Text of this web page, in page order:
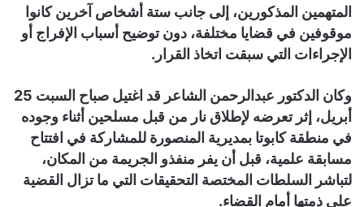
المتهمين المذكورين، إلى جانب ستة أشخاص آخرين كانوا
موقوفين في قضايا مختلفة، دون توضيح أسباب الإفراج أو
الإجراءات التي سبقت اتخاذ القرار.
وكان الدكتور عبدالرحمن الشاعر قد اغتيل صباح السبت 25
أبريل، إثر تعرضه لإطلاق نار من قبل مسلحين أثناء وجوده
في منطقة كابوتا بمديرية المنصورة للمشاركة في افتتاح
مسابقة علمية، قبل أن يفر منفذو الجريمة من المكان،
لتباشر السلطات المختصة التحقيقات التي ما تزال القضية
على ذمتها أمام القضاء.